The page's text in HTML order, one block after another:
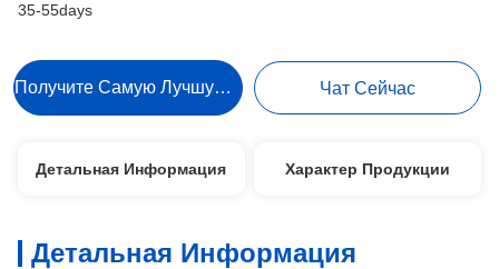
35-55days
Получите Самую Лучшую Цену Чат Сейчас
Детальная Информация Характер Продукции
Детальная Информация